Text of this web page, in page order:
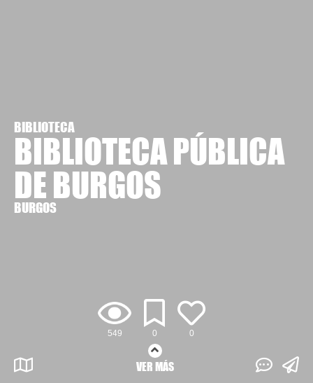
549 0 0
BIBLIOTECA
BIBLIOTECA PÚBLICA
DE BURGOS
BURGOS
VER MÁS